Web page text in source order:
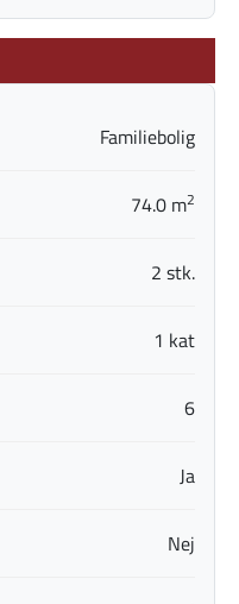
Familiebolig
74.0 m2
2 stk.
1 kat
6
Ja
Nej